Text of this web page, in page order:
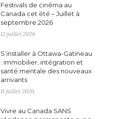
Festivals de cinéma au
Canada cet été – Juillet à
septembre 2026
12 juillet 2026
S’installer à Ottawa-Gatineau
: immobilier, intégration et
santé mentale des nouveaux
arrivants
11 juillet 2026
Vivre au Canada SANS